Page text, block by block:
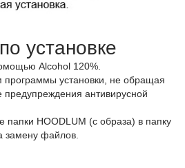
установке
Alcohol 120%.
программы установки, не обращая
антивирусной
HOODLUM (с образа) в папку
замену файлов.